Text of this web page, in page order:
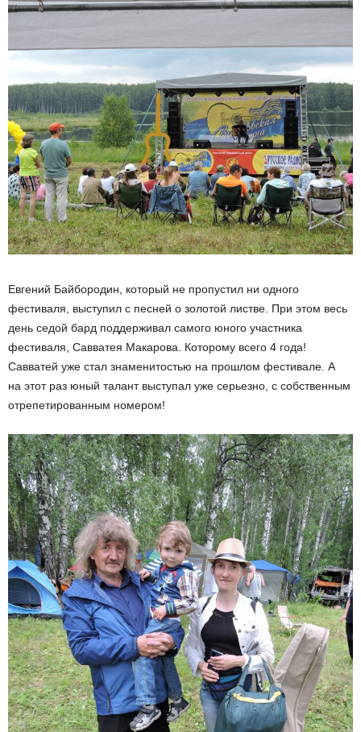
Евгений Байбородин, который не пропустил ни одного
фестиваля, выступил с песней о золотой листве. При этом весь
день седой бард поддерживал самого юного участника
фестиваля, Савватея Макарова. Которому всего 4 года!
Савватей уже стал знаменитостью на прошлом фестивале. А
на этот раз юный талант выступал уже серьезно, с собственным
отрепетированным номером!